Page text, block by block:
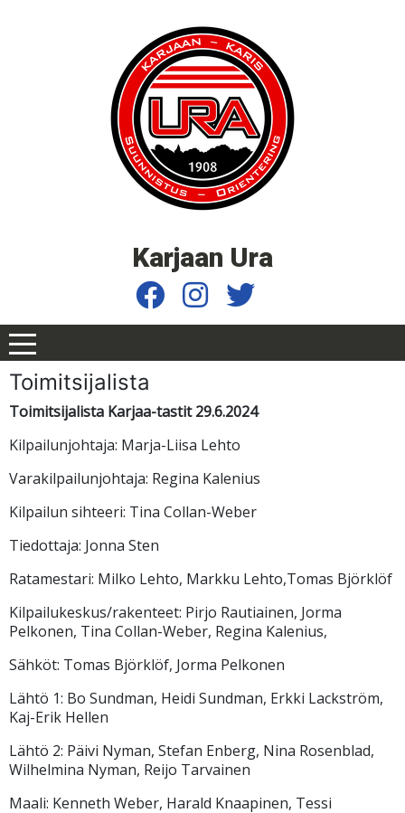
Karjaan Ura
Toimitsijalista
Toimitsijalista Karjaa-tastit 29.6.2024
Kilpailunjohtaja: Marja-Liisa Lehto
Varakilpailunjohtaja: Regina Kalenius
Kilpailun sihteeri: Tina Collan-Weber
Tiedottaja: Jonna Sten
Ratamestari: Milko Lehto, Markku Lehto,Tomas Björklöf
Kilpailukeskus/rakenteet: Pirjo Rautiainen, Jorma
Pelkonen, Tina Collan-Weber, Regina Kalenius,
Sähköt: Tomas Björklöf, Jorma Pelkonen
Lähtö 1: Bo Sundman, Heidi Sundman, Erkki Lackström,
Kaj-Erik Hellen
Lähtö 2: Päivi Nyman, Stefan Enberg, Nina Rosenblad,
Wilhelmina Nyman, Reijo Tarvainen
Maali: Kenneth Weber, Harald Knaapinen, Tessi